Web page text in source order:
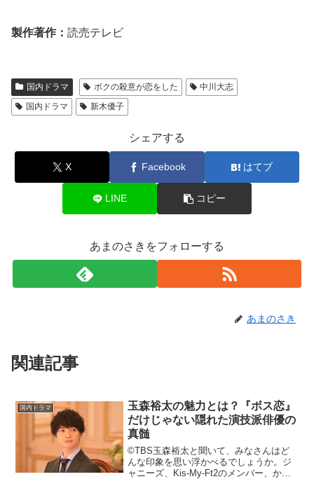
製作著作： 読売テレビ
国内ドラマ ボクの殺意が恋をした
中川大志
国内ドラマ
新木優子
シェアする
X Facebook はてブ
LINE コピー
あまのさきをフォローする
あまのさき
関連記事
国内ドラマ
玉森裕太の魅力とは？『ボス恋』
だけじゃない隠れた演技派俳優の
真髄
©TBS玉森裕太と聞いて、みなさんはど
んな印象を思い浮かべるでしょうか。ジ
ャニーズ、Kis-My-Ft2のメンバー、かわ